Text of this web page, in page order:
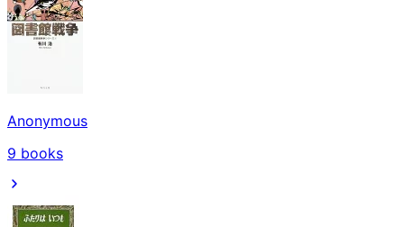
Anonymous
9 books